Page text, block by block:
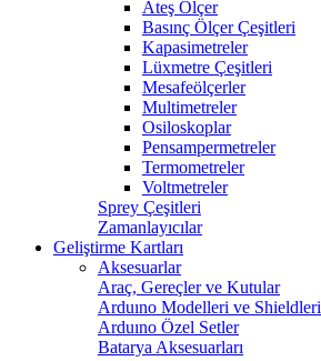
Ateş Ölçer
Basınç Ölçer Çeşitleri
Kapasimetreler
Lüxmetre Çeşitleri
Mesafeölçerler
Multimetreler
Osiloskoplar
Pensampermetreler
Termometreler
Voltmetreler
Sprey Çeşitleri
Zamanlayıcılar
Geliştirme Kartları
Aksesuarlar
Araç, Gereçler ve Kutular
Arduıno Modelleri ve Shieldleri
Arduıno Özel Setler
Batarya Aksesuarları